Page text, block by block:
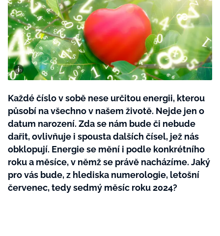
Testy a kvízy
Všechny kategorie
Tvoření
Rady a tipy
BurdaMedia
Extra
SVĚT ŽENY - 599 KČ
ROČNÍ PŘEDPLATNÉ SVĚT ŽENY +
SADA PRODUKTŮ MANA (10 ks)
Každé číslo v sobě nese určitou energii, kterou
působí na všechno v našem životě. Nejde jen o
datum narození. Zda se nám bude či nebude
dařit, ovlivňuje i spousta dalších čísel, jež nás
obklopují. Energie se mění i podle konkrétního
roku a měsíce, v němž se právě nacházíme. Jaký
pro vás bude, z hlediska numerologie, letošní
červenec, tedy sedmý měsíc roku 2024?